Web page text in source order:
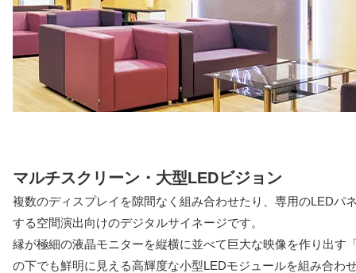
マルチスクリーン・大型LEDビジョン
複数のディスプレイを隙間なく組み合わせたり、専用のLEDパ
する空間演出向けのデジタルサイネージです。
縁が極細の液晶モニターを縦横に並べて巨大な映像を作り出す
の下でも鮮明に見える高輝度な小型LEDモジュールを組み合わ